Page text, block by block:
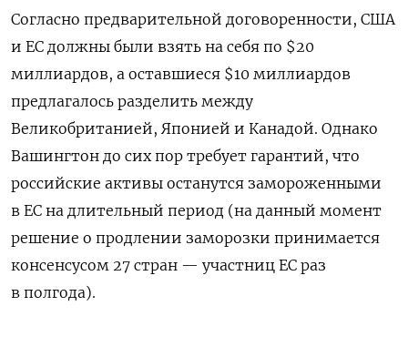
Согласно предварительной договоренности, США
и ЕС должны были взять на себя по $20
миллиардов, а оставшиеся $10 миллиардов
предлагалось разделить между
Великобританией, Японией и Канадой. Однако
Вашингтон до сих пор требует гарантий, что
российские активы останутся замороженными
в ЕС на длительный период (на данный момент
решение о продлении заморозки принимается
консенсусом 27 стран — участниц ЕС раз
в полгода).